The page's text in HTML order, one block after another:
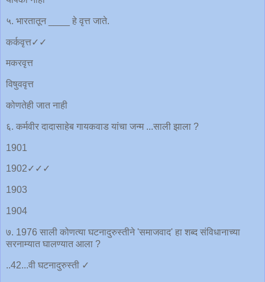
५. भारतातून ____ हे वृत्त जाते.
कर्कवृत्त✓✓
मकरवृत्त
विषुववृत्त
कोणतेही जात नाही
६. कर्मवीर दादासाहेब गायकवाड यांचा जन्म ...साली झाला ?
1901
1902✓✓✓
1903
1904
७. 1976 साली कोणत्या घटनादुरुस्तीने 'समाजवाद' हा शब्द संविधानाच्या
सरनाम्यात घालण्यात आला ?
..42...वी घटनादुरुस्ती ✓